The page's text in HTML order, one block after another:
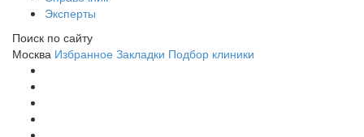
Эксперты
Поиск по сайту
Москва Избранное Закладки Подбор клиники